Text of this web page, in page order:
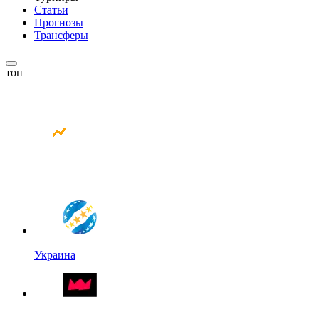
Статьи
Прогнозы
Трансферы
топ
Украина